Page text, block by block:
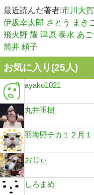
最近読んだ著者:市川大賀
伊坂幸太郎 さとう まきこ
飛火野 耀 津原 泰水 あ
筒井 頼子
お気に入り(25人)
ayako1021
丸井重樹
羽海野チカ１２月１
おじぃ
しろまめ